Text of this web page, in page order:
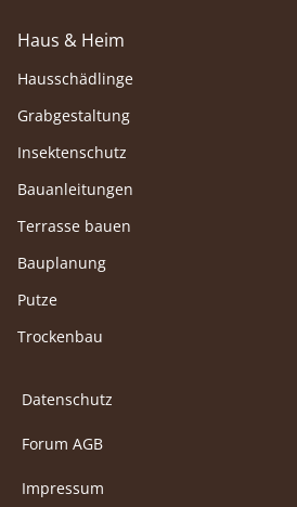
Haus & Heim
Hausschädlinge
Grabgestaltung
Insektenschutz
Bauanleitungen
Terrasse bauen
Bauplanung
Putze
Trockenbau
Datenschutz
Forum AGB
Impressum